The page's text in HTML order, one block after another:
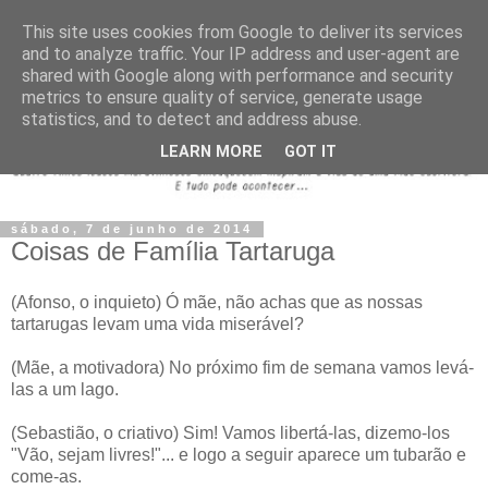
sábado, 7 de junho de 2014
Coisas de Família Tartaruga
(Afonso, o inquieto) Ó mãe, não achas que as nossas
tartarugas levam uma vida miserável?
(Mãe, a motivadora) No próximo fim de semana vamos levá-
las a um lago.
(Sebastião, o criativo) Sim! Vamos libertá-las, dizemo-los
"Vão, sejam livres!"... e logo a seguir aparece um tubarão e
come-as.
This site uses cookies from Google to deliver its services
and to analyze traffic. Your IP address and user-agent are
shared with Google along with performance and security
metrics to ensure quality of service, generate usage
statistics, and to detect and address abuse.
LEARN MORE GOT IT